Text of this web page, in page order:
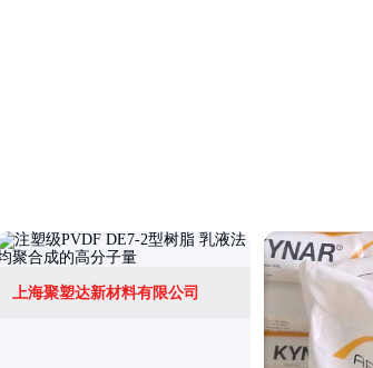
上海聚塑达新材料有限公司